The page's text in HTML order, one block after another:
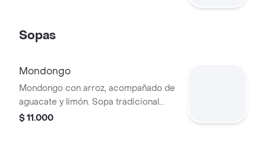
Sopas
Mondongo
Mondongo con arroz, acompañado de
aguacate y limón. Sopa tradicional
con trozos de callo y verduras.
$ 11.000